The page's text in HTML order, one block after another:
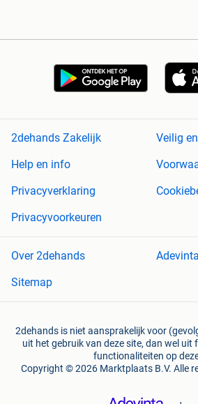
2dehands Zakelijk
Veilig
Help en info
Privacyverklaring
Privacyvoorkeuren
Over 2dehands
Adevinta
Sitemap
2dehands is niet aansprakelijk voor
uit het gebruik van deze site, dan wel
functionaliteiten op
Copyright © 2026 Marktplaats B.V. Alle